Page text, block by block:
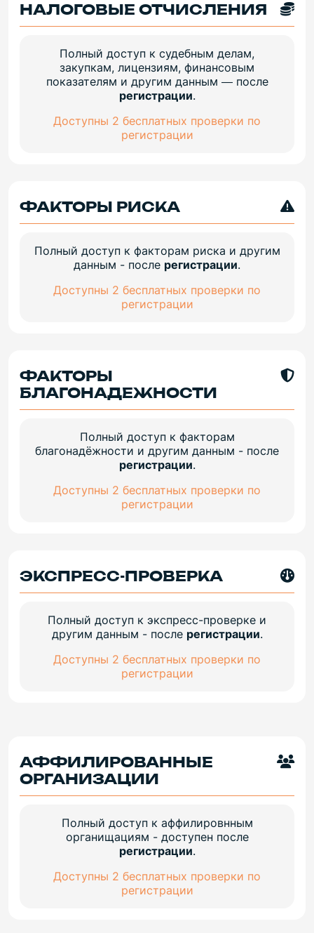
НАЛОГОВЫЕ ОТЧИСЛЕНИЯ
Полный доступ к судебным делам,
закупкам, лицензиям, финансовым
показателям и другим данным — после
регистрации.
Доступны 2 бесплатных проверки по
регистрации
ФАКТОРЫ РИСКА
Полный доступ к факторам риска и другим
данным - после регистрации.
Доступны 2 бесплатных проверки по
регистрации
ФАКТОРЫ
БЛАГОНАДЕЖНОСТИ
Полный доступ к факторам
благонадёжности и другим данным - после
регистрации.
Доступны 2 бесплатных проверки по
регистрации
ЭКСПРЕСС-ПРОВЕРКА
Полный доступ к экспресс-проверке и
другим данным - после регистрации.
Доступны 2 бесплатных проверки по
регистрации
АФФИЛИРОВАННЫЕ
ОРГАНИЗАЦИИ
Полный доступ к аффилировнным
органищациям - доступен после
регистрации.
Доступны 2 бесплатных проверки по
регистрации